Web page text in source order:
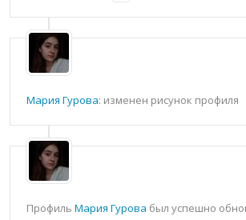
Мария Гурова: изменен рисунок профиля
Профиль Мария Гурова был успешно